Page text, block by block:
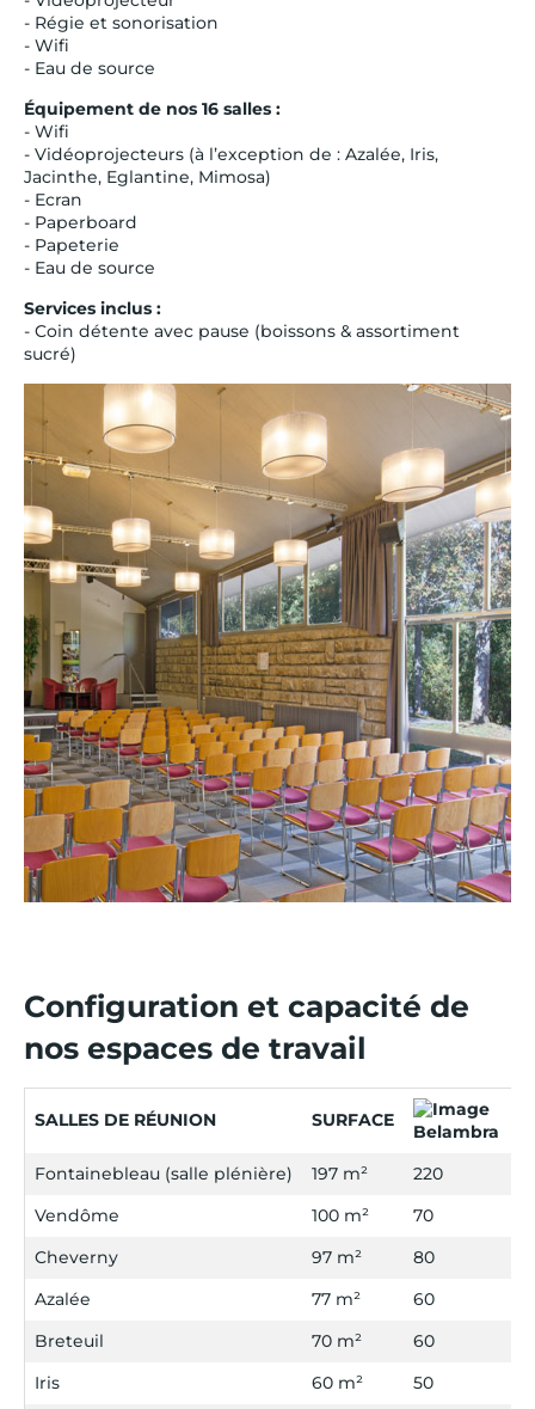
- Régie et sonorisation
- Wifi
- Eau de source
Équipement de nos 16 salles :
- Wifi
- Vidéoprojecteurs (à l’exception de : Azalée, Iris,
Jacinthe, Eglantine, Mimosa)
- Ecran
- Paperboard
- Papeterie
- Eau de source
Services inclus :
- Coin détente avec pause (boissons & assortiment
sucré)
Configuration et capacité de
nos espaces de travail
SALLES DE RÉUNION SURFACE
Fontainebleau (salle plénière) 197 m² 220
Vendôme
100 m² 70
Cheverny
97 m² 80
Azalée
77 m² 60
Breteuil
70 m² 60
Iris
60 m² 50